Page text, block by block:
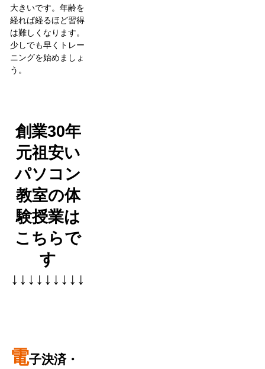
大きいです。年齢を
経れば経るほど習得
は難しくなります。
少しでも早くトレー
ニングを始めましょ
う。
創業30年
元祖安い
パソコン
教室の体
験授業は
こちらで
す
↓↓↓↓↓↓↓↓↓
電子決済・